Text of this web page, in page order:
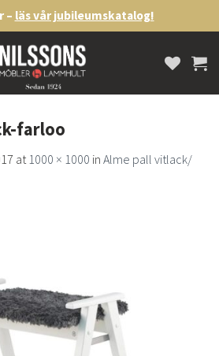
– läs vår jubileumskatalog!
farloo
at1000 × 1000 in Alme pall vitlack/